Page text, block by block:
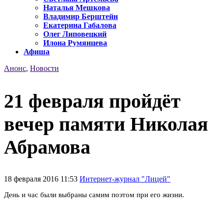
Наталья Мешкова
Владимир Берштейн
Екатерина Габалова
Олег Липовецкий
Илона Румянцева
Афиша
Анонс, Новости
21 февраля пройдёт
вечер памяти Николая
Абрамова
18 февраля 2016 11:53 Интернет-журнал "Лицей"
День и час были выбраны самим поэтом при его жизни.